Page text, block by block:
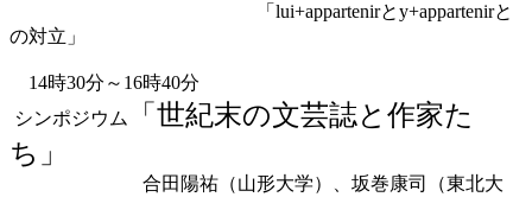
「lui+appartenirとy+appartenirと
の対立」
14時30分～16時40分
シンポジウム
「世紀末の文芸誌と作家た
ち」
合田陽祐 （山形大学）、 坂巻康司
（東北大